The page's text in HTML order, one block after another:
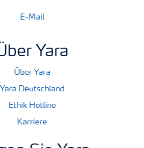
E-Mail
Yara
Über Yara
Yara Deutschland
Ethik Hotline
Karriere